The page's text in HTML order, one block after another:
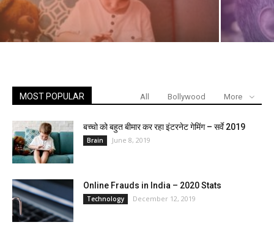
MOST POPULAR All Bollywood More
बच्चो को बहुत बीमार कर रहा इंटरनेट गेमिंग – सर्वे 2019
Brain June 8, 2019
Online Frauds in India – 2020 Stats
Technology December 12, 2019